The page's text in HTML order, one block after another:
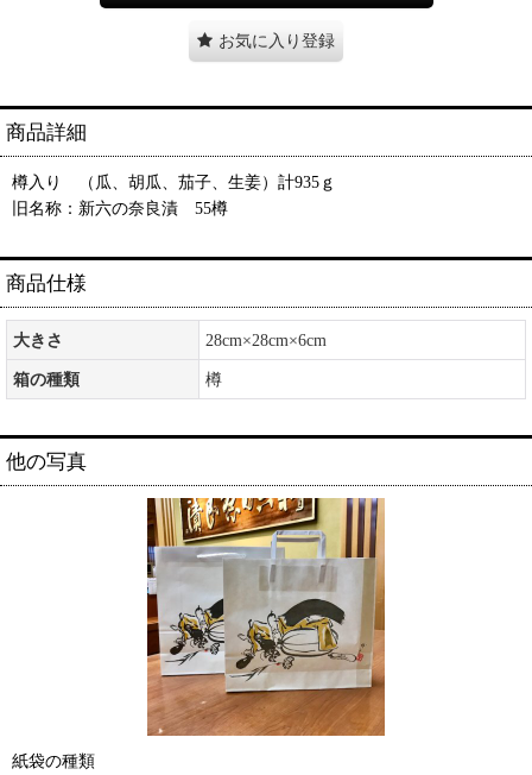
お気に入り登録
商品詳細
樽入り （瓜、胡瓜、茄子、生姜）計935ｇ
旧名称：新六の奈良漬 55樽
商品仕様
大きさ 28cm×28cm×6cm
箱の種類 樽
他の写真
紙袋の種類